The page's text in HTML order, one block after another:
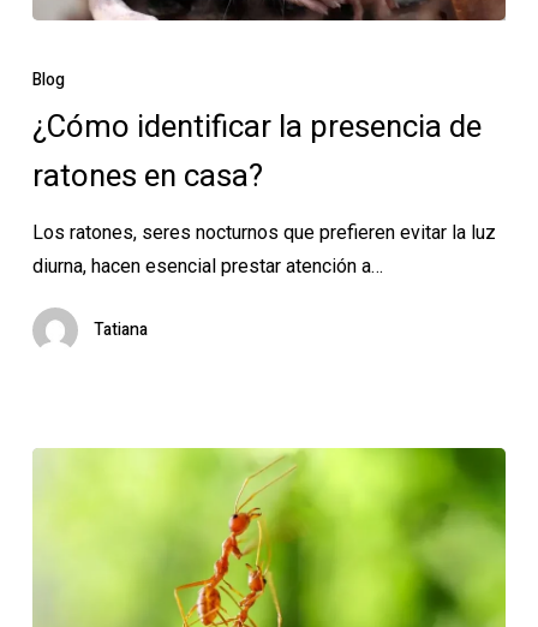
identificar
presencia
de
en
casa?
Blog
¿Cómo identificar la presencia de
ratones en casa?
Los ratones, seres nocturnos que prefieren evitar la luz
diurna, hacen esencial prestar atención a…
Tatiana